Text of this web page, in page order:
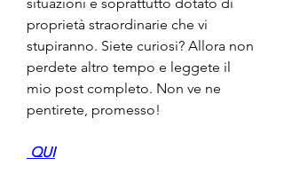
proprietà straordinarie che vi
stupiranno. Siete curiosi? Allora non
perdete altro tempo e leggete il
mio post completo. Non ve ne
pentirete, promesso!
QUI